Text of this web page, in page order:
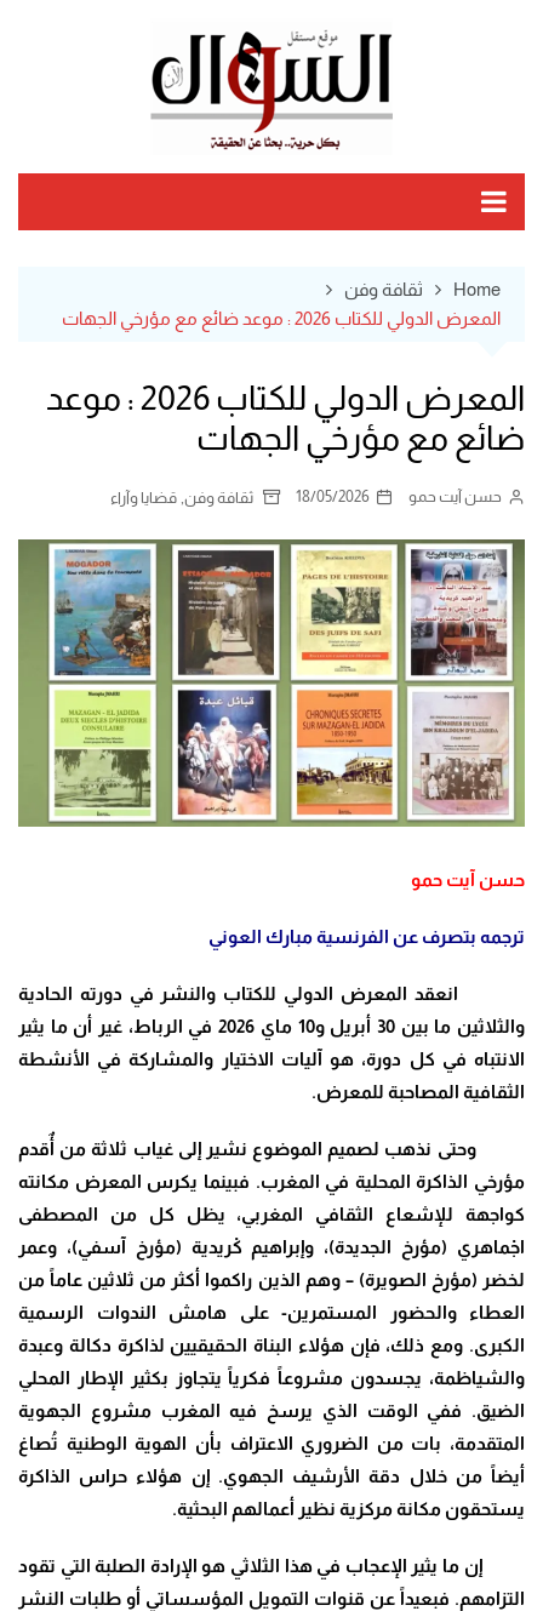
Home
ثقافة وفن
المعرض الدولي للكتاب 2026 : موعد ضائع مع مؤرخي الجهات
المعرض الدولي للكتاب 2026 : موعد
ضائع مع مؤرخي الجهات
حسن آيت حمو 18/05/2026 ثقافة وفن قضايا وآراء
حسن آيت حمو
ترجمه بتصرف عن الفرنسية مبارك العوني
انعقد المعرض الدولي للكتاب والنشر في دورته الحادية
والثلاثين ما بين 30 أبريل و10 ماي 2026 في الرباط، غير أن ما يثير
الانتباه في كل دورة، هو آليات الاختيار والمشاركة في الأنشطة
الثقافية المصاحبة للمعرض.
وحتى نذهب لصميم الموضوع نشير إلى غياب ثلاثة من أٌقدم
مؤرخي الذاكرة المحلية في المغرب. فبينما يكرس المعرض مكانته
كواجهة للإشعاع الثقافي المغربي، يظل كل من المصطفى
اجْماهري (مؤرخ الجديدة)، وإبراهيم كْريدية (مؤرخ آسفي)، وعمر
لخضر (مؤرخ الصويرة) – وهم الذين راكموا أكثر من ثلاثين عاماً من
العطاء والحضور المستمرين- على هامش الندوات الرسمية
الكبرى. ومع ذلك، فإن هؤلاء البناة الحقيقيين لذاكرة دكالة وعبدة
والشياظمة، يجسدون مشروعاً فكرياً يتجاوز بكثير الإطار المحلي
الضيق. ففي الوقت الذي يرسخ فيه المغرب مشروع الجهوية
المتقدمة، بات من الضروري الاعتراف بأن الهوية الوطنية تُصاغ
أيضاً من خلال دقة الأرشيف الجهوي. إن هؤلاء حراس الذاكرة
يستحقون مكانة مركزية نظير أعمالهم البحثية.
إن ما يثير الإعجاب في هذا الثلاثي هو الإرادة الصلبة التي تقود
التزامهم. فبعيداً عن قنوات التمويل المؤسساتي أو طلبات النشر